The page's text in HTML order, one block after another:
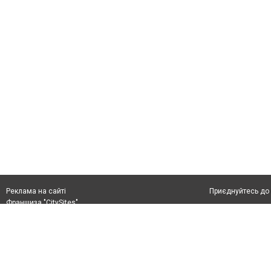
Реклама на сайті
Франшиза "CitySites"
Приєднуйтесь до